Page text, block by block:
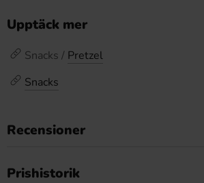
Upptäck mer
Snacks / Pretzel
Snacks
Recensioner
Prishistorik